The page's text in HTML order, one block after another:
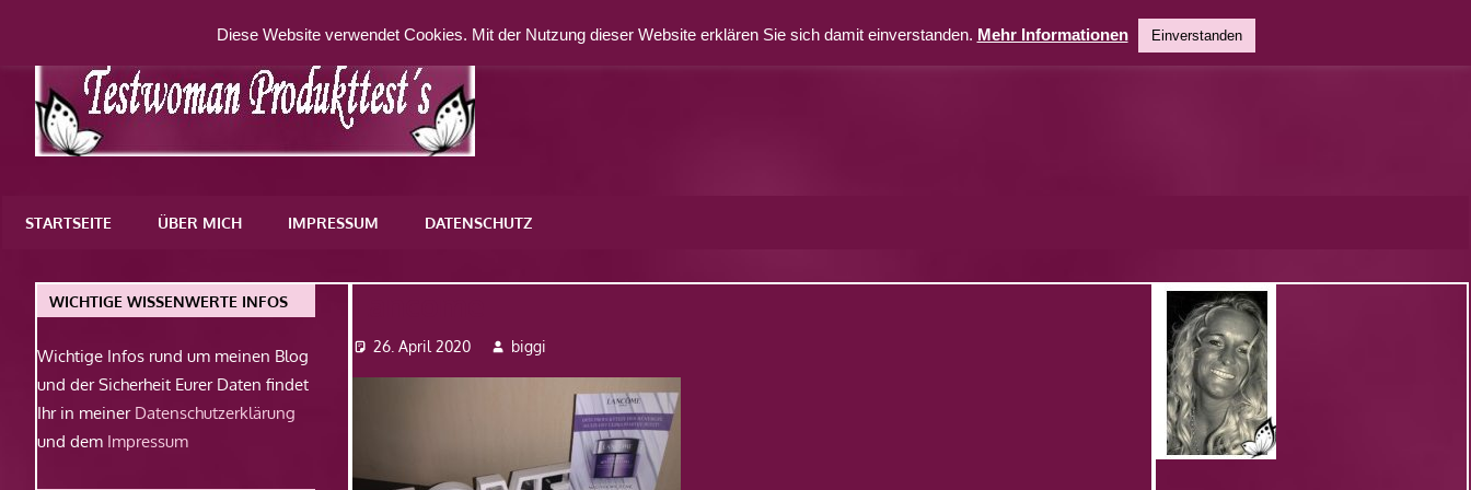
springen
WordPress-
STARTSEITE ÜBER MICH IMPRESSUM DATENSCHUTZ
26. April 2020 biggi
WICHTIGE WISSENWERTE INFOS
Wichtige Infos rund um meinen Blog
und der Sicherheit Eurer Daten findet
Ihr in meiner Datenschutzerklärung
und dem Impressum
Diese Website verwendet Cookies. Mit der Nutzung dieser Website erklären Sie sich damit einverstanden. Mehr Informationen Einverstanden